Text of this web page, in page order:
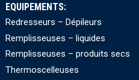
EQUIPEMENTS:
Redresseurs – Dépileurs
Remplisseuses – liquides
Remplisseuses – produits secs
Thermoscelleuses